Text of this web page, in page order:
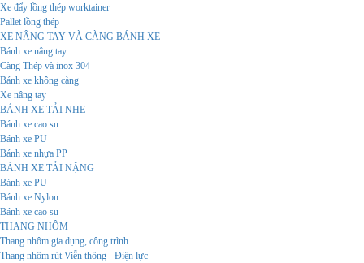
Xe đẩy lồng thép worktainer
Pallet lồng thép
XE NÂNG TAY VÀ CÀNG BÁNH XE
Bánh xe nâng tay
Càng Thép và inox 304
Bánh xe không càng
Xe nâng tay
BÁNH XE TẢI NHẸ
Bánh xe cao su
Bánh xe PU
Bánh xe nhựa PP
BÁNH XE TẢI NẶNG
Bánh xe PU
Bánh xe Nylon
Bánh xe cao su
THANG NHÔM
Thang nhôm gia dụng, công trình
Thang nhôm rút Viễn thông - Điện lực